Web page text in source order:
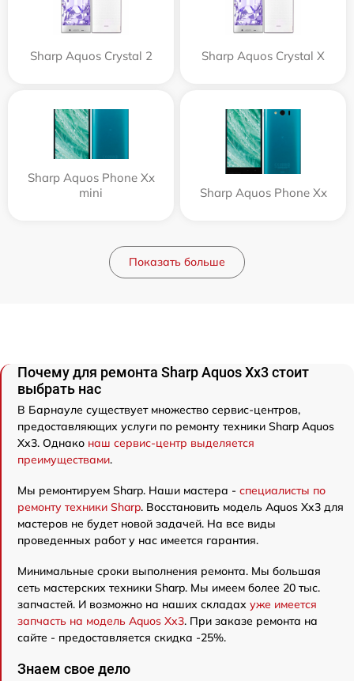
Sharp Aquos Crystal 2 Sharp Aquos Crystal X
Sharp Aquos Phone Xx
mini
Sharp Aquos Phone Xx
Показать больше
Почему для ремонта Sharp Aquos Xx3 стоит
выбрать нас
В Барнауле существует множество сервис-центров,
предоставляющих услуги по ремонту техники Sharp Aquos
Xx3. Однако наш сервис-центр выделяется
преимуществами.
Мы ремонтируем Sharp. Наши мастера - специалисты по
ремонту техники Sharp. Восстановить модель Aquos Xx3 для
мастеров не будет новой задачей. На все виды
проведенных работ у нас имеется гарантия.
Минимальные сроки выполнения ремонта. Мы большая
сеть мастерских техники Sharp. Мы имеем более 20 тыс.
запчастей. И возможно на наших складах уже имеется
запчасть на модель Aquos Xx3. При заказе ремонта на
сайте - предоставляется скидка -25%.
Знаем свое дело